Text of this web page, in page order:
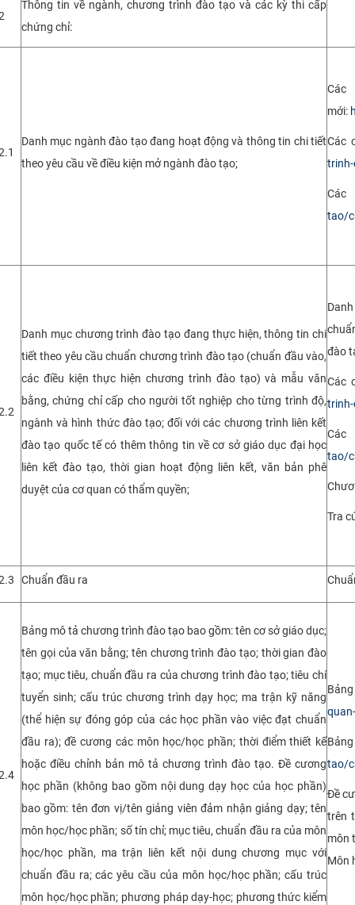
Thông tin về ngành, chương trình đào tạo và các kỳ thi cấp
chứng chỉ:
Danh mục ngành đào tạo đang hoạt động và thông tin chi tiết
theo yêu cầu về điều kiện mở ngành đào tạo;
mới:
Các
tao/
Danh mục chương trình đào tạo đang thực hiện, thông tin chi
tiết theo yêu cầu chuẩn chương trình đào tạo (chuẩn đầu vào,
các điều kiện thực hiện chương trình đào tạo) và mẫu văn
bằng, chứng chỉ cấp cho người tốt nghiệp cho từng trình độ,
ngành và hình thức đào tạo; đối với các chương trình liên kết
đào tạo quốc tế có thêm thông tin về cơ sở giáo dục đại học
liên kết đào tạo, thời gian hoạt động liên kết, văn bản phê
duyệt của cơ quan có thẩm quyền;
đào
Các
tao/
Tra
Chuẩn đầu ra
Bảng mô tả chương trình đào tạo bao gồm: tên cơ sở giáo dục;
tên gọi của văn bằng; tên chương trình đào tạo; thời gian đào
tạo; mục tiêu, chuẩn đầu ra của chương trình đào tạo; tiêu chí
tuyển sinh; cấu trúc chương trình dạy học; ma trận kỹ năng
(thể hiện sự đóng góp của các học phần vào việc đạt chuẩn
đầu ra); đề cương các môn học/học phần; thời điểm thiết kế
hoặc điều chỉnh bản mô tả chương trình đào tạo. Đề cương
học phần (không bao gồm nội dung dạy học của học phần)
bao gồm: tên đơn vị/tên giảng viên đảm nhận giảng dạy; tên
môn học/học phần; số tín chỉ; mục tiêu, chuẩn đầu ra của môn
học/học phần, ma trận liên kết nội dung chương mục với
chuẩn đầu ra; các yêu cầu của môn học/học phần; cấu trúc
môn học/học phần; phương pháp dạy-học; phương thức kiểm
tao/
Đề
trên
môn
Môn